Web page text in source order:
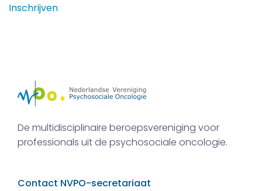
Inschrijven
De multidisciplinaire beroepsvereniging voor
professionals uit de psychosociale oncologie.
Contact NVPO-secretariaat